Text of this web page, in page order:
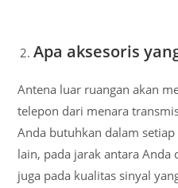
Apa aksesoris
Antena luar ruangan akan
telepon dari menara
Anda butuhkan dalam
lain, pada jarak antara
juga pada kualitas sinyal